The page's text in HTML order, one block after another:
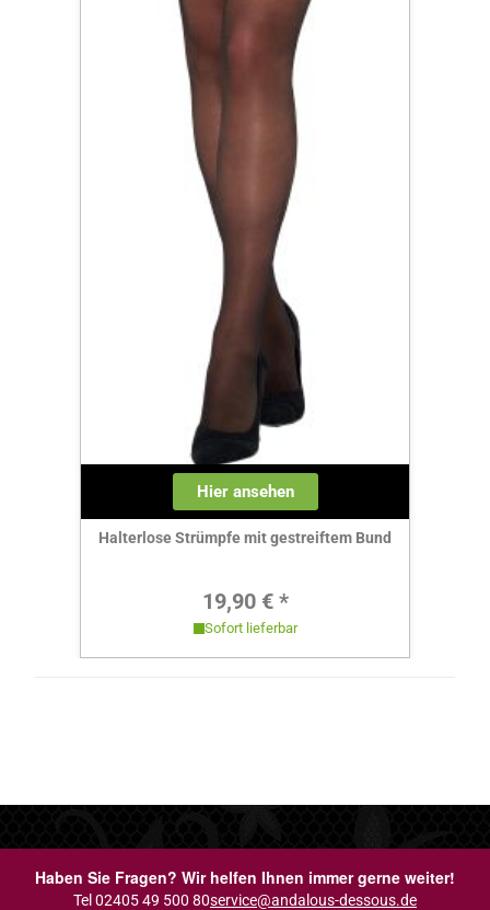
Hier ansehen
Halterlose Strümpfe mit gestreiftem Bund
Regulärer Preis:
19,90 € *
Sofort lieferbar
Haben Sie Fragen? Wir helfen Ihnen immer gerne weiter!
Tel 02405 49 500 80service@andalous-dessous.de